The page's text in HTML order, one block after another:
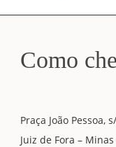
Como
Praça João Pessoa,
Juiz de Fora –